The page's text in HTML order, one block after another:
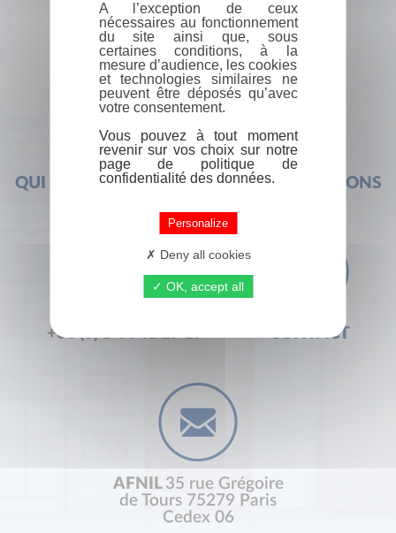
QUI SOMMES-NOUS ? FOIRE AUX QUESTIONS
+33 (0) 1 44 41 29 19 CONTACT
AFNIL 35 rue Grégoire
de Tours 75279 Paris
Cedex 06
A l’exception de ceux
nécessaires au fonctionnement
du site ainsi que, sous
certaines conditions, à la
mesure d’audience, les cookies
et technologies similaires ne
peuvent être déposés qu’avec
votre consentement.
Vous pouvez à tout moment
revenir sur vos choix sur notre
page de politique de
confidentialité des données.
Personalize
Deny all cookies
OK, accept all